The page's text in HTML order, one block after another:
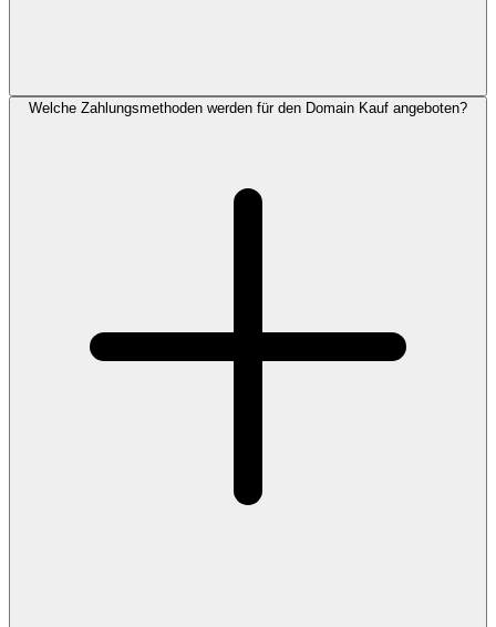
Welche Zahlungsmethoden werden für den Domain Kauf angeboten?